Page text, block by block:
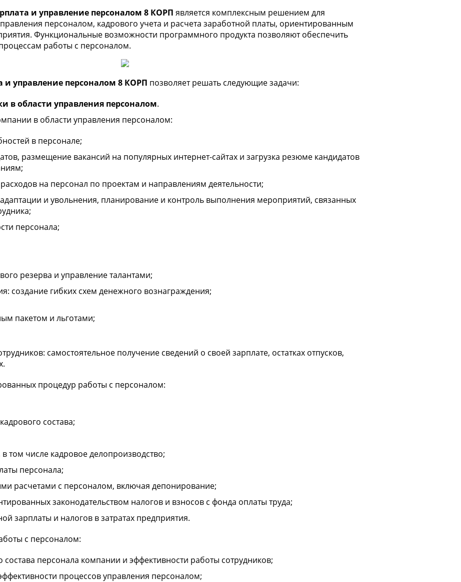
и управление персоналом 8 КОРП является комплексным решением для
персоналом, кадрового учета и расчета заработной платы, ориентированным
Функциональные возможности программного продукта позволяют обеспечить
работы с персоналом.
и управление персоналом 8 КОРП позволяет решать следующие задачи:
в области управления персоналом.
в области управления персоналом:
в персонале;
размещение вакансий на популярных интернет-сайтах и загрузка резюме кандидатов
на персонал по проектам и направлениям деятельности;
и увольнения, планирование и контроль выполнения мероприятий, связанных
персонала;
резерва и управление талантами;
создание гибких схем денежного вознаграждения;
пакетом и льготами;
самостоятельное получение сведений о своей зарплате, остатках отпусков,
процедур работы с персоналом:
состава;
том числе кадровое делопроизводство;
персонала;
расчетами с персоналом, включая депонирование;
законодательством налогов и взносов с фонда оплаты труда;
зарплаты и налогов в затратах предприятия.
с персоналом:
состава персонала компании и эффективности работы сотрудников;
процессов управления персоналом;